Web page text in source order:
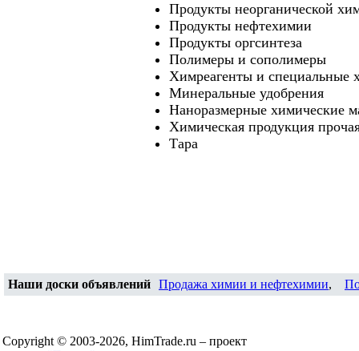
Продукты неорганической
Продукты нефтехимии
Продукты оргсинтеза
Полимеры и сополимеры
Химреагенты и специальные
Минеральные удобрения
Наноразмерные химические
Химическая продукция
Тара
Наши доски объявлений Продажа химии и нефтехимии,
Copyright © 2003-2026, HimTrade.ru – проект